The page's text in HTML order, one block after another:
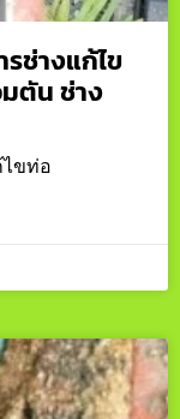
ช่างแก้ไข
ตัน ช่าง
ขท่อ